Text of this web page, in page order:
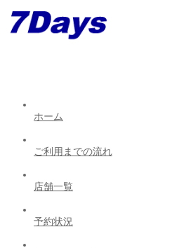
ホーム
ご利用までの流れ
店舗一覧
予約状況